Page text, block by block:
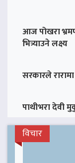
आज पोखरा
भित्र्याउने लक्ष्य
सरकारले रारामा
पाथीभरा देवी
विचार